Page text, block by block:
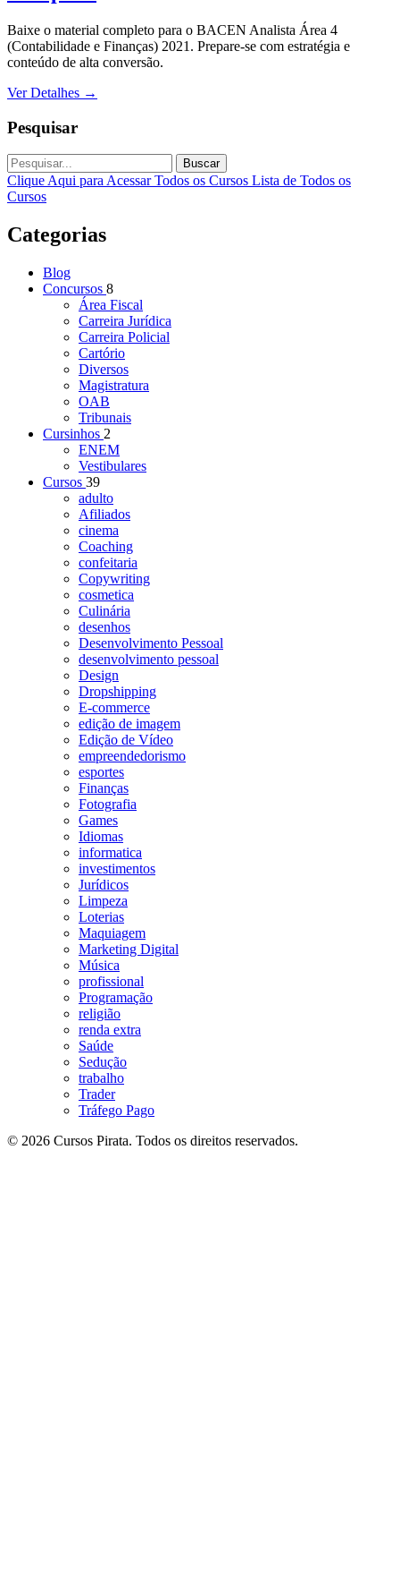
Baixe o material completo para o BACEN Analista Área 4
(Contabilidade e Finanças) 2021. Prepare-se com estratégia e
conteúdo de alta conversão.
Ver Detalhes →
Pesquisar
Buscar
Clique Aqui para Acessar Todos os Cursos Lista de Todos os
Cursos
Categorias
Blog
Concursos 8
Área Fiscal
Carreira Jurídica
Carreira Policial
Cartório
Diversos
Magistratura
OAB
Tribunais
Cursinhos 2
ENEM
Vestibulares
Cursos 39
adulto
Afiliados
cinema
Coaching
confeitaria
Copywriting
cosmetica
Culinária
desenhos
Desenvolvimento Pessoal
desenvolvimento pessoal
Design
Dropshipping
E-commerce
edição de imagem
Edição de Vídeo
empreendedorismo
esportes
Finanças
Fotografia
Games
Idiomas
informatica
investimentos
Jurídicos
Limpeza
Loterias
Maquiagem
Marketing Digital
Música
profissional
Programação
religião
renda extra
Saúde
Sedução
trabalho
Trader
Tráfego Pago
© 2026 Cursos Pirata. Todos os direitos reservados.